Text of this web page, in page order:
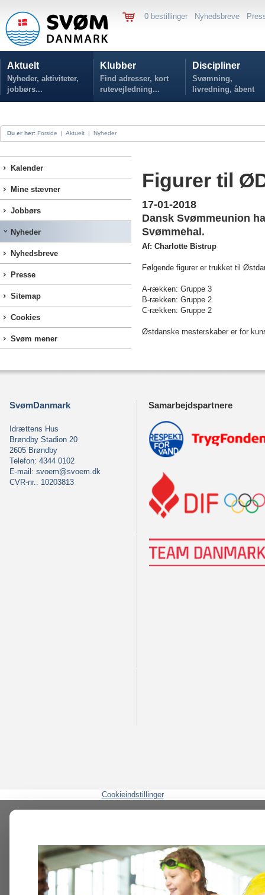
0 bestillinger Nyhedsbreve
Aktuelt
Nyheder, aktiviteter,
jobbørs...
Klubber
Find adresser, kort
rutevejledning...
Discipliner
Svømning,
livredning, åbent
vand...
Du er her: Forside | Aktuelt | Nyheder
Kalender
Mine stævner
Jobbørs
Nyheder
Nyhedsbreve
Presse
Sitemap
Cookies
Svøm mener
Figurer til
17-01-2018
Dansk Svømmeunion
Svømmehal.
Af: Charlotte Bistrup
Følgende figurer er trukket til
A-rækken: Gruppe 3
B-rækken: Gruppe 2
C-rækken: Gruppe 2
Østdanske mesterskaber er for
SvømDanmark
Idrættens Hus
Brøndby Stadion 20
2605 Brøndby
Telefon: 4344 0102
E-mail: svoem@svoem.dk
CVR-nr.: 10203813
Samarbejdspartnere
Cookieindstillinger